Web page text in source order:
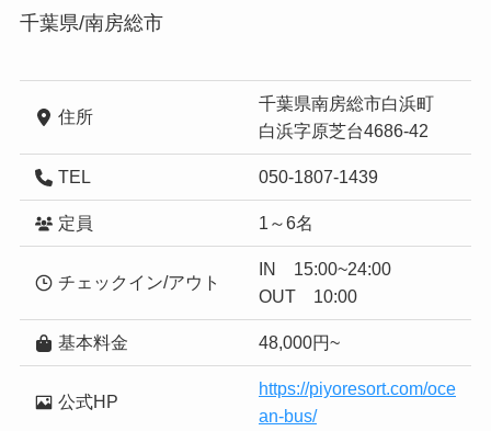
千葉県/南房総市
住所
千葉県南房総市白浜町
白浜字原芝台4686-42
TEL 050-1807-1439
定員 1～6名
チェックイン/アウト
IN 15:00~24:00
OUT 10:00
基本料金 48,000円~
公式HP
https://piyoresort.com/oce
an-bus/